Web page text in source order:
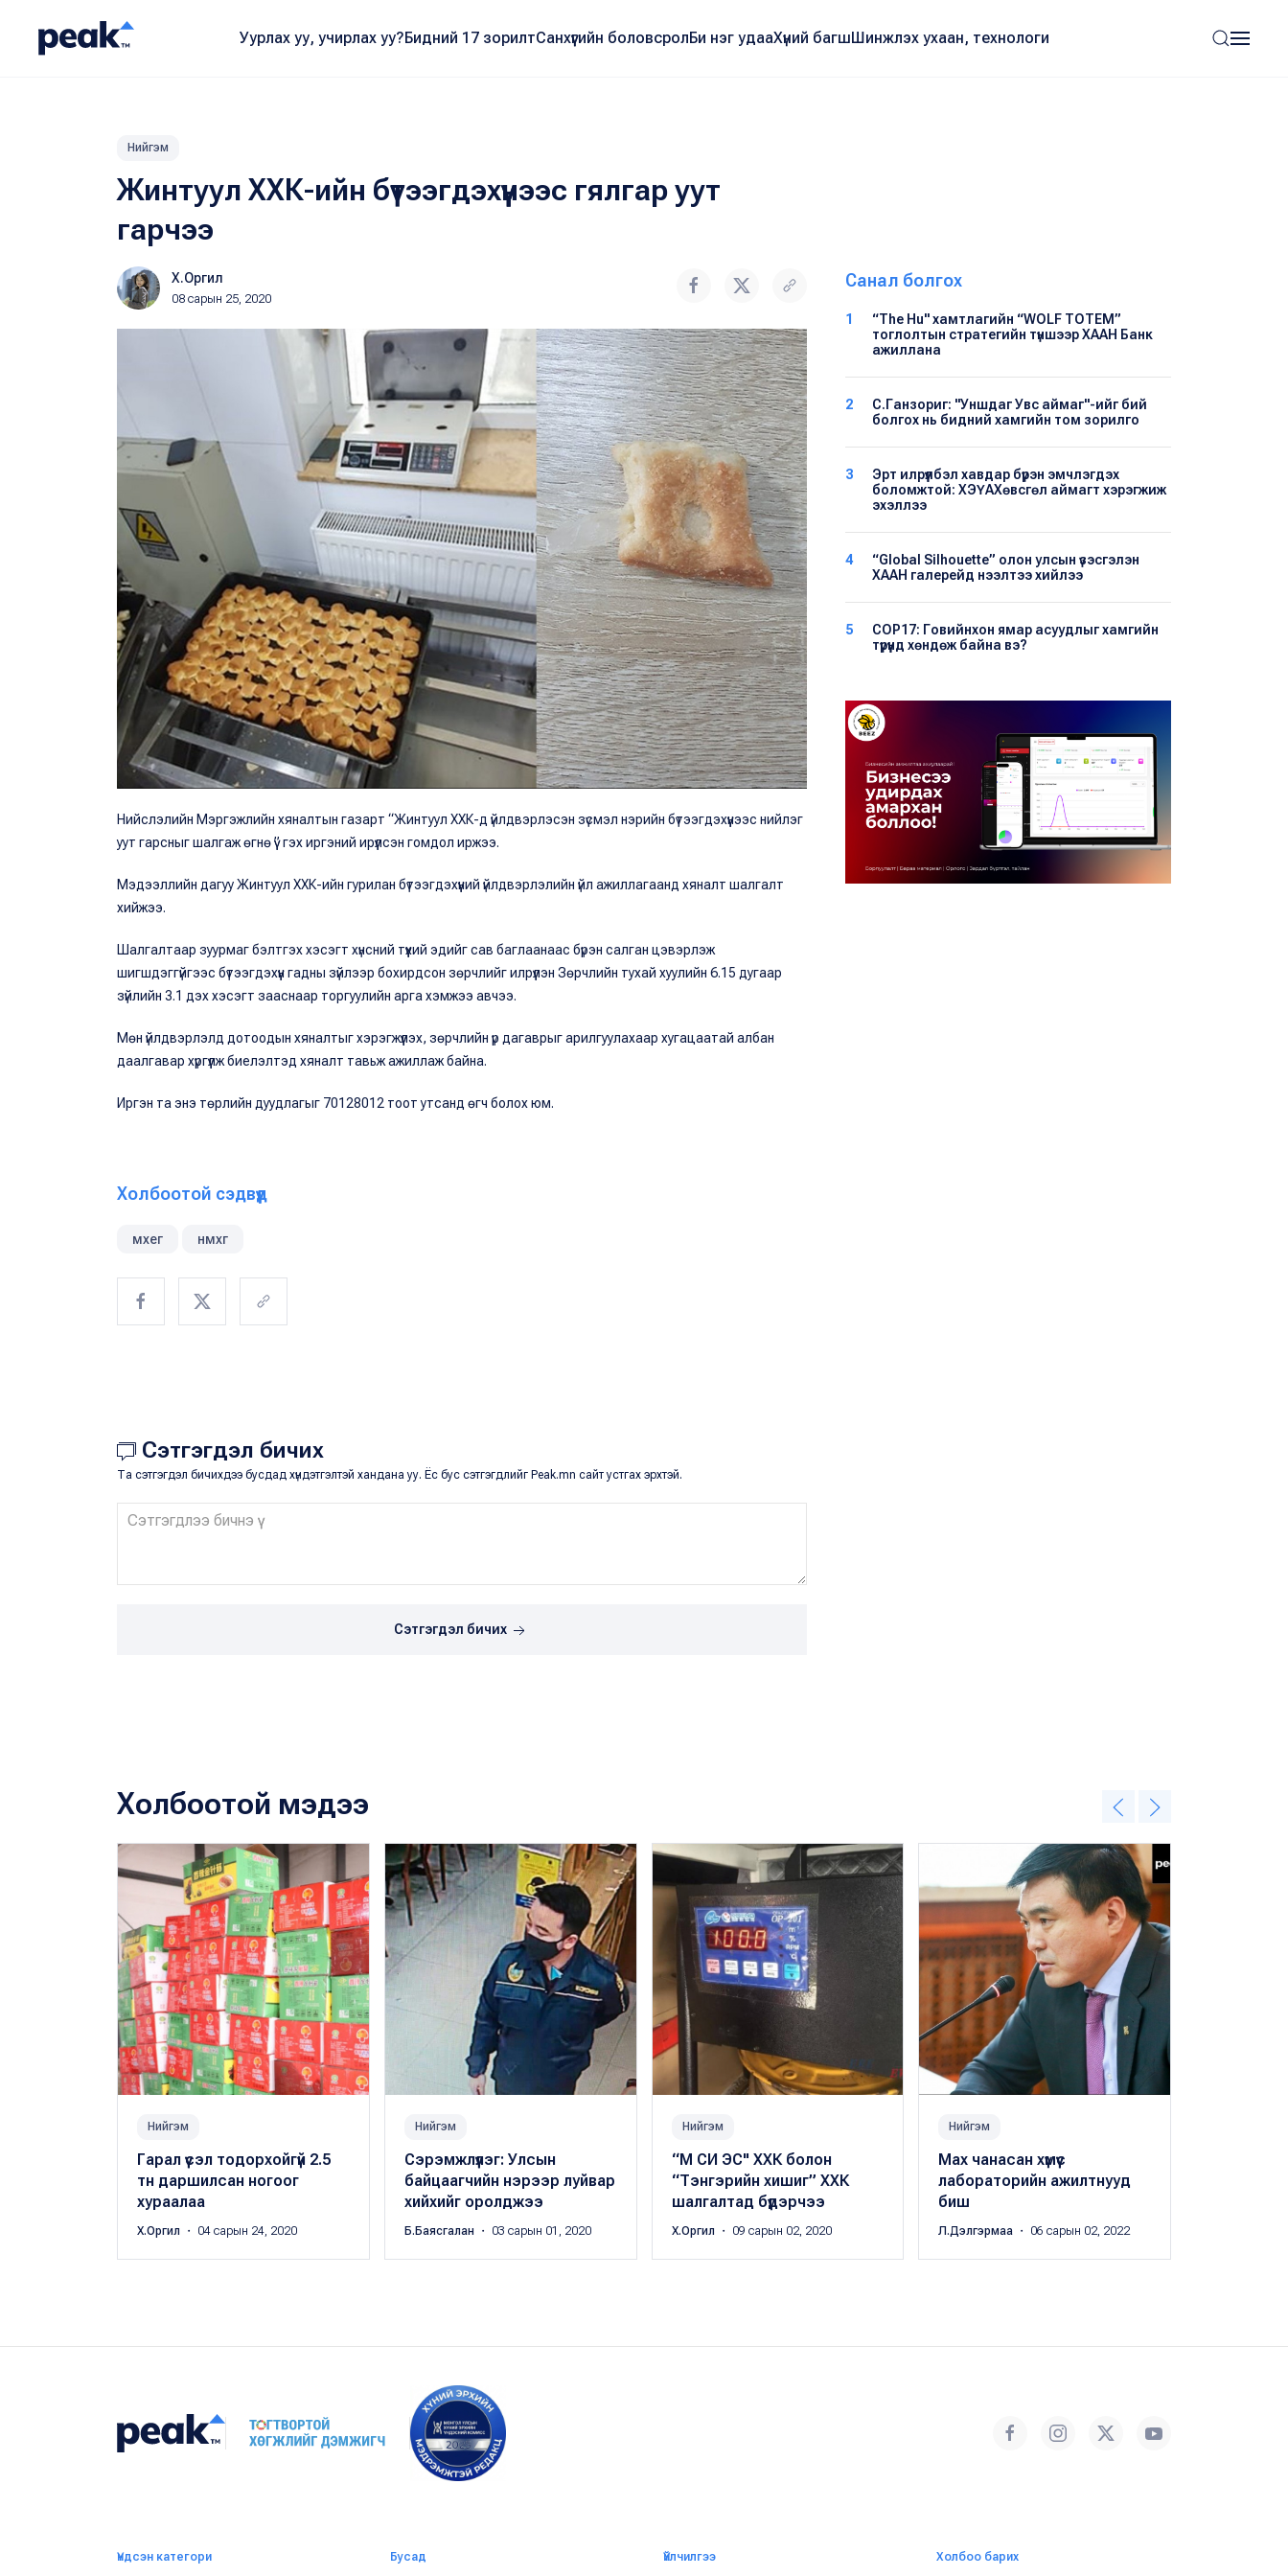
Уурлах уу, учирлах уу?Бидний 17 зорилтСанхүүгийн боловсролБи нэг удааХүний багшШинжлэх ухаан, технологи
Нийгэм
Жинтуул ХХК-ийн бүтээгдэхүүнээс гялгар уут
гарчээ
Х.Оргил
08 сарын 25, 2020
Нийслэлийн Мэргэжлийн хяналтын газарт “Жинтуул ХХК-д үйлдвэрлэсэн зүсмэл нэрийн бүтээгдэхүүнээс нийлэг
уут гарсныг шалгаж өгнө үү” гэх иргэний ирүүлсэн гомдол иржээ.
Мэдээллийн дагуу Жинтуул ХХК-ийн гурилан бүтээгдэхүүний үйлдвэрлэлийн үйл ажиллагаанд хяналт шалгалт
хийжээ.
Шалгалтаар зуурмаг бэлтгэх хэсэгт хүнсний түүхий эдийг сав баглаанаас бүрэн салган цэвэрлэж
шигшдэггүйгээс бүтээгдэхүүн гадны зүйлээр бохирдсон зөрчлийг илрүүлэн Зөрчлийн тухай хуулийн 6.15 дугаар
зүйлийн 3.1 дэх хэсэгт зааснаар торгуулийн арга хэмжээ авчээ.
Мөн үйлдвэрлэлд дотоодын хяналтыг хэрэгжүүлэх, зөрчлийн үр дагаврыг арилгуулахаар хугацаатай албан
даалгавар хүргүүлж биелэлтэд хяналт тавьж ажиллаж байна.
Иргэн та энэ төрлийн дуудлагыг 70128012 тоот утсанд өгч болох юм.
Холбоотой сэдвүүд
мхег нмхг
Сэтгэгдэл бичих
Та сэтгэгдэл бичихдээ бусдад хүндэтгэлтэй хандана уу. Ёс бус сэтгэгдлийг Peak.mn сайт устгах эрхтэй.
Сэтгэгдэл бичих
Санал болгох
1
“The Hu" хамтлагийн “WOLF TOTEM”
тоглолтын стратегийн түншээр ХААН Банк
ажиллана
2
С.Ганзориг: "Уншдаг Увс аймаг"-ийг бий
болгох нь бидний хамгийн том зорилго
3
Эрт илрүүлбэл хавдар бүрэн эмчлэгдэх
боломжтой: ХЭҮА​Хөвсгөл аймагт хэрэгжиж
эхэллээ
4
“Global Silhouette” олон улсын үзэсгэлэн
ХААН галерейд нээлтээ хийлээ
5
COP17: Говийнхон ямар асуудлыг хамгийн
түрүүнд хөндөж байна вэ?
Холбоотой мэдээ
Нийгэм
Гарал үүсэл тодорхойгүй 2.5
тн даршилсан ногоог
хураалаа
Х.Оргил ・ 04 сарын 24, 2020
Нийгэм
Сэрэмжлүүлэг: Улсын
байцаагчийн нэрээр луйвар
хийхийг оролджээ
Б.Баясгалан ・ 03 сарын 01, 2020
Нийгэм
“М СИ ЭС" ХХК болон
“Тэнгэрийн хишиг” ХХК
шалгалтад бүдэрчээ
Х.Оргил ・ 09 сарын 02, 2020
Нийгэм
Мах чанасан хүмүүс
лабораторийн ажилтнууд
биш
Л.Дэлгэрмаа ・ 06 сарын 02, 2022
Үндсэн категори Бусад Үйлчилгээ Холбоо барих